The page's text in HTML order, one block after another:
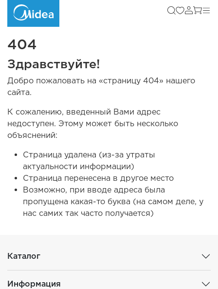
404
Здравствуйте!
Добро пожаловать на «страницу 404» нашего
сайта.
К сожалению, введенный Вами адрес
недоступен. Этому может быть несколько
объяснений:
Страница удалена (из-за утраты
актуальности информации)
Страница перенесена в другое место
Возможно, при вводе адреса была
пропущена какая-то буква (на самом деле, у
нас самих так часто получается)
Каталог
Информация